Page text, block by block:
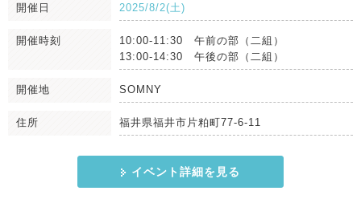
開催日 2025/8/2(土)
開催時刻
10:00-11:30 午前の部（二組）
13:00-14:30 午後の部（二組）
開催地 SOMNY
住所 福井県福井市片粕町77-6-11
イベント詳細を見る